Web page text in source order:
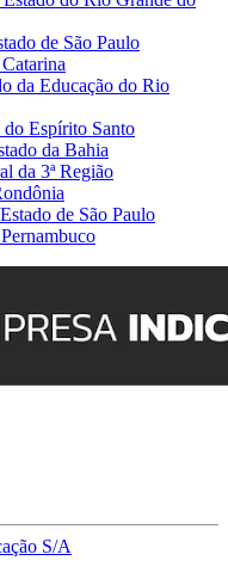
de São Paulo
da Educação do Rio
do Espírito Santo
da Bahia
da 3ª Região
de São Paulo
S/A